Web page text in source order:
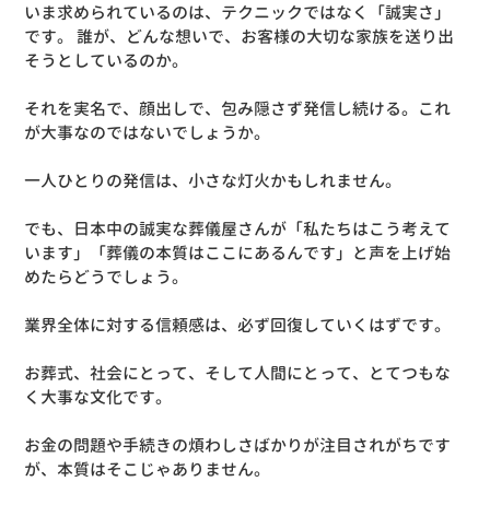
いま求められているのは、テクニックではなく「誠実さ」
です。 誰が、どんな想いで、お客様の大切な家族を送り出
そうとしているのか。
それを実名で、顔出しで、包み隠さず発信し続ける。これ
が大事なのではないでしょうか。
一人ひとりの発信は、小さな灯火かもしれません。
でも、日本中の誠実な葬儀屋さんが「私たちはこう考えて
います」「葬儀の本質はここにあるんです」と声を上げ始
めたらどうでしょう。
業界全体に対する信頼感は、必ず回復していくはずです。
お葬式、社会にとって、そして人間にとって、とてつもな
く大事な文化です。
お金の問題や手続きの煩わしさばかりが注目されがちです
が、本質はそこじゃありません。